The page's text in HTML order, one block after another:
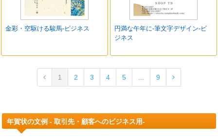
金彩・空駆ける駿馬-ビジネス
円満な午年に‐筆文字デザイン-ビ
ジネス
1 2 3 4 5 9
年賀状の文例 - 取引先・顧客へのビジネス用-